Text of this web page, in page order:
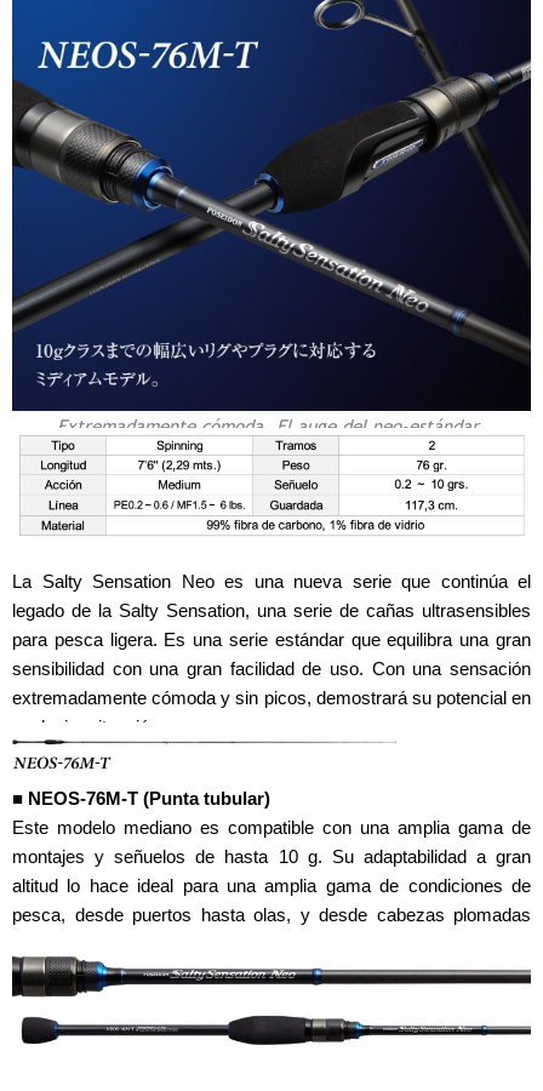
Extremadamente cómoda. El auge del neo-estándar.
La Salty Sensation Neo es una nueva serie que continúa el
legado de la Salty Sensation, una serie de cañas ultrasensibles
para pesca ligera. Es una serie estándar que equilibra una gran
sensibilidad con una gran facilidad de uso. Con una sensación
extremadamente cómoda y sin picos, demostrará su potencial en
cualquier situación.
■ NEOS-76M-T (Punta tubular)
Este modelo mediano es compatible con una amplia gama de
montajes y señuelos de hasta 10 g. Su adaptabilidad a gran
altitud lo hace ideal para una amplia gama de condiciones de
pesca, desde puertos hasta olas, y desde cabezas plomadas